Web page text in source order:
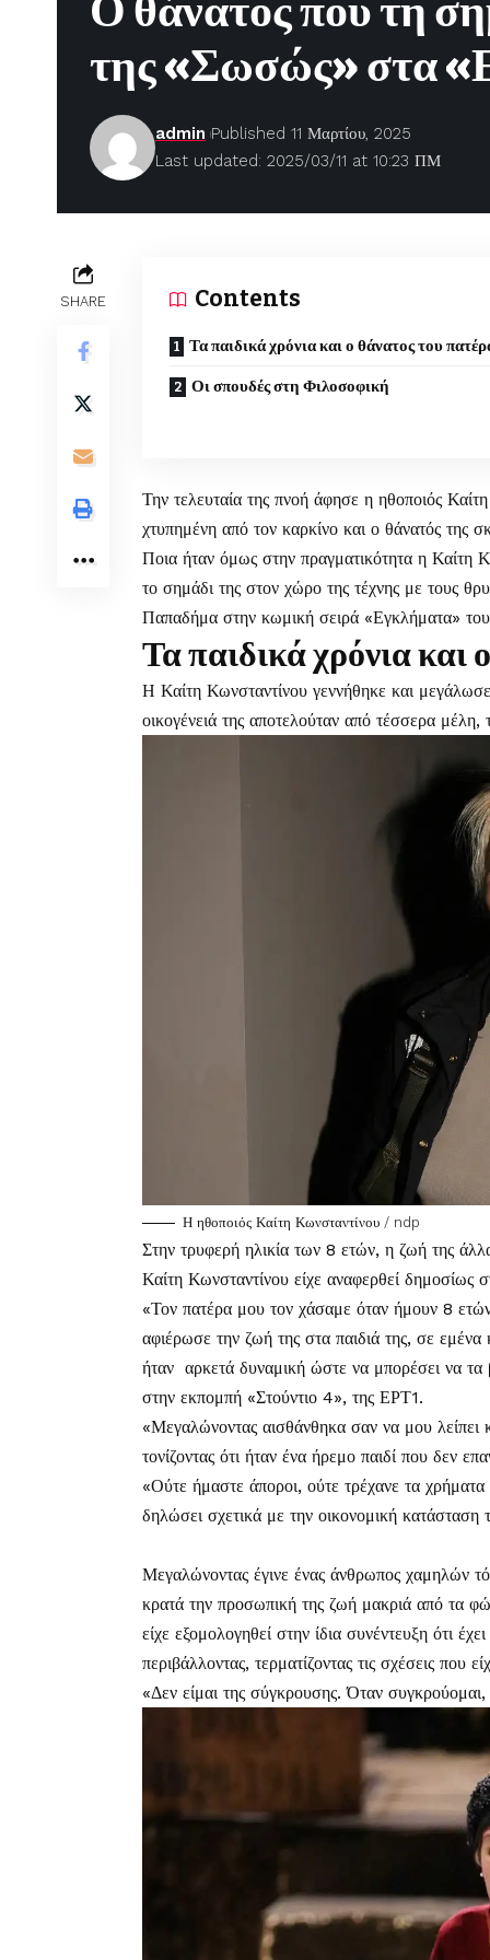
Ο θάνατος που τη
της «Σωσώς» στα
Last updated: 2025/03/11 at 10:23 ΠΜ
admin Published 11 Μαρτίου, 2025
SHARE Contents
Τα παιδικά χρόνια και ο θάνατος του
Οι σπουδές στη Φιλοσοφική
Την τελευταία της πνοή άφησε η ηθοποιός
χτυπημένη από τον καρκίνο και ο θάνατός της
Ποια ήταν όμως στην πραγματικότητα η Καίτη
το σημάδι της στον χώρο της τέχνης με τους
Παπαδήμα στην κωμική σειρά «Εγκλήματα»
Τα παιδικά χρόνια και
Η Καίτη Κωνσταντίνου γεννήθηκε και
οικογένειά της αποτελούταν από τέσσερα μέλη,
Η ηθοποιός Καίτη Κωνσταντίνου / ndp
Στην τρυφερή ηλικία των 8 ετών, η ζωή της
Καίτη Κωνσταντίνου είχε αναφερθεί δημοσίως
«Τον πατέρα μου τον χάσαμε όταν ήμουν 8
αφιέρωσε την ζωή της στα παιδιά της, σε
ήταν αρκετά δυναμική ώστε να μπορέσει να τα
στην εκπομπή «Στούντιο 4», της ΕΡΤ1.
«Μεγαλώνοντας αισθάνθηκα σαν να μου λείπει
τονίζοντας ότι ήταν ένα ήρεμο παιδί που δεν
«Ούτε ήμαστε άποροι, ούτε τρέχανε τα
δηλώσει σχετικά με την οικονομική κατάσταση
Μεγαλώνοντας έγινε ένας άνθρωπος χαμηλών
κρατά την προσωπική της ζωή μακριά από τα
είχε εξομολογηθεί στην ίδια συνέντευξη ότι
περιβάλλοντας, τερματίζοντας τις σχέσεις που
«Δεν είμαι της σύγκρουσης. Όταν